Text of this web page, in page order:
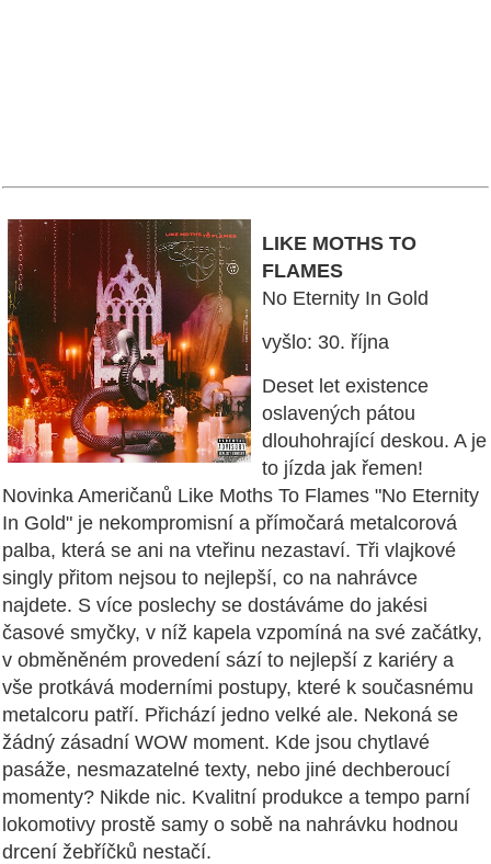
LIKE MOTHS TO
FLAMES
No Eternity In Gold
vyšlo: 30. října
Deset let existence
oslavených pátou
dlouhohrající deskou. A je
to jízda jak řemen!
Novinka Američanů Like Moths To Flames "No Eternity
In Gold" je nekompromisní a přímočará metalcorová
palba, která se ani na vteřinu nezastaví. Tři vlajkové
singly přitom nejsou to nejlepší, co na nahrávce
najdete. S více poslechy se dostáváme do jakési
časové smyčky, v níž kapela vzpomíná na své začátky,
v obměněném provedení sází to nejlepší z kariéry a
vše protkává moderními postupy, které k současnému
metalcoru patří. Přichází jedno velké ale. Nekoná se
žádný zásadní WOW moment. Kde jsou chytlavé
pasáže, nesmazatelné texty, nebo jiné dechberoucí
momenty? Nikde nic. Kvalitní produkce a tempo parní
lokomotivy prostě samy o sobě na nahrávku hodnou
drcení žebříčků nestačí.